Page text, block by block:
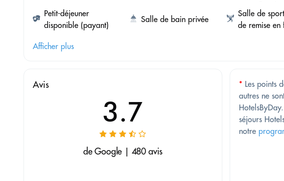
Petit-déjeuner
disponible (payant)
Salle de bain privée
Salle de
de remise en
Afficher plus
Avis
3.7
de Google | 480 avis
* Les points
autres ne
séjours
notre